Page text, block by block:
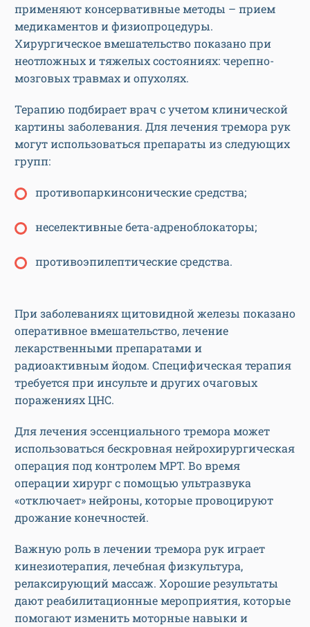
применяют консервативные методы – прием
медикаментов и физиопроцедуры.
Хирургическое вмешательство показано при
неотложных и тяжелых состояниях: черепно-
мозговых травмах и опухолях.
Терапию подбирает врач с учетом клинической
картины заболевания. Для лечения тремора рук
могут использоваться препараты из следующих
групп:
противопаркинсонические средства;
неселективные бета-адреноблокаторы;
противоэпилептические средства.
При заболеваниях щитовидной железы показано
оперативное вмешательство, лечение
лекарственными препаратами и
радиоактивным йодом. Специфическая терапия
требуется при инсульте и других очаговых
поражениях ЦНС.
Для лечения эссенциального тремора может
использоваться бескровная нейрохирургическая
операция под контролем МРТ. Во время
операции хирург с помощью ультразвука
«отключает» нейроны, которые провоцируют
дрожание конечностей.
Важную роль в лечении тремора рук играет
кинезиотерапия, лечебная физкультура,
релаксирующий массаж. Хорошие результаты
дают реабилитационные мероприятия, которые
помогают изменить моторные навыки и